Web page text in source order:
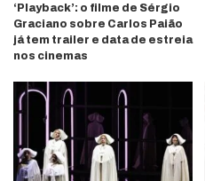
‘Playback’: o filme de Sérgio
Graciano sobre Carlos Paião
já tem trailer e data de estreia
nos cinemas